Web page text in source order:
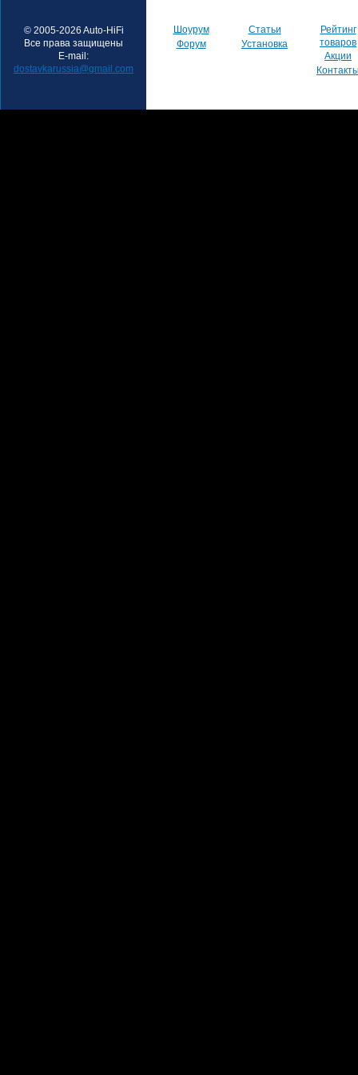
© 2005-2026 Auto-HiFi
Все права защищены
E-mail:
dostavkarussia@gmail.com
Шоурум
Форум
Статьи
Установка
Рейтинг
товаров
Акции